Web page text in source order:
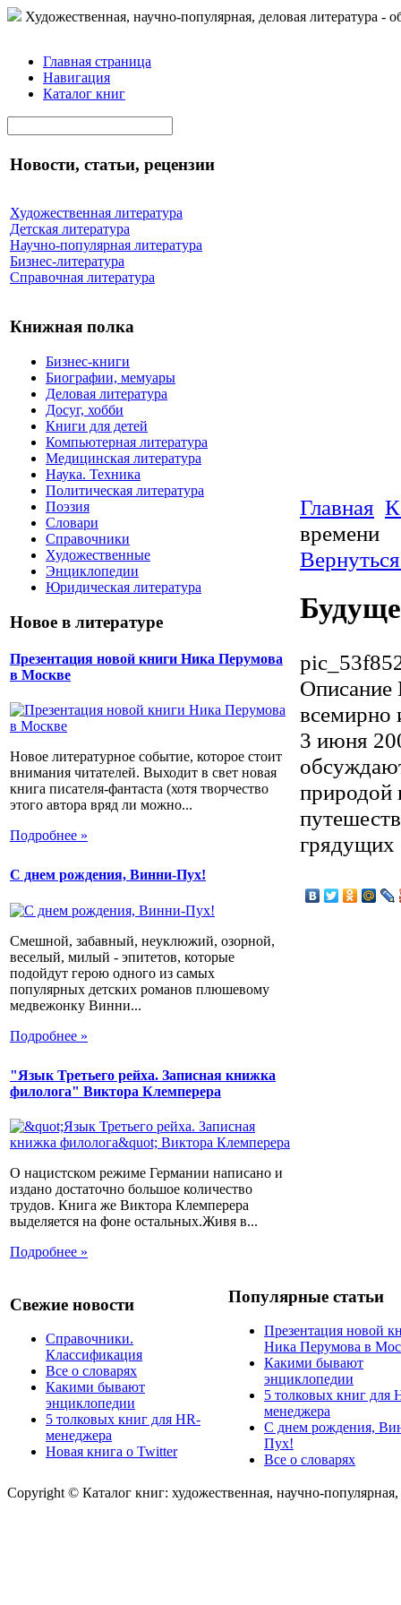
Художественная, научно-популярная, деловая литература -
Главная страница
Навигация
Каталог книг
Новости, статьи, рецензии
Художественная литература
Детская литература
Научно-популярная литература
Бизнес-литература
Справочная литература
Книжная полка
Бизнес-книги
Биографии, мемуары
Деловая литература
Досуг, хобби
Книги для детей
Компьютерная литература
Медицинская литература
Наука. Техника
Политическая литература
Поэзия
Словари
Справочники
Художественные
Энциклопедии
Юридическая литература
Новое в литературе
Презентация новой книги Ника Перумова
в Москве
Новое литературное событие, которое стоит
внимания читателей. Выходит в свет новая
книга писателя-фантаста (хотя творчество
этого автора вряд ли можно...
Подробнее »
С днем рождения, Винни-Пух!
Смешной, забавный, неуклюжий, озорной,
веселый, милый - эпитетов, которые
подойдут герою одного из самых
популярных детских романов плюшевому
медвежонку Винни...
Подробнее »
"Язык Третьего рейха. Записная книжка
филолога" Виктора Клемперера
О нацистском режиме Германии написано и
издано достаточно большое количество
трудов. Книга же Виктора Клемперера
выделяется на фоне остальных.Живя в...
Подробнее »
Главная
времени
Описание
всемирно
3 июня
природой
грядущих
Свежие новости
Справочники.
Классификация
Все о словарях
Какими бывают
энциклопедии
5 толковых книг для HR-
менеджера
Новая книга о Twitter
Популярные статьи
Презентация новой
Ника Перумова в
Какими бывают
энциклопедии
5 толковых книг для
менеджера
С днем рождения,
Пух!
Все о словарях
Copyright © Каталог книг: художественная, научно-